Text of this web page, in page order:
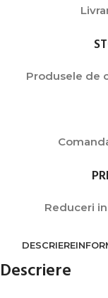
Produsele de
Reduceri
DESCRIERE
Descriere